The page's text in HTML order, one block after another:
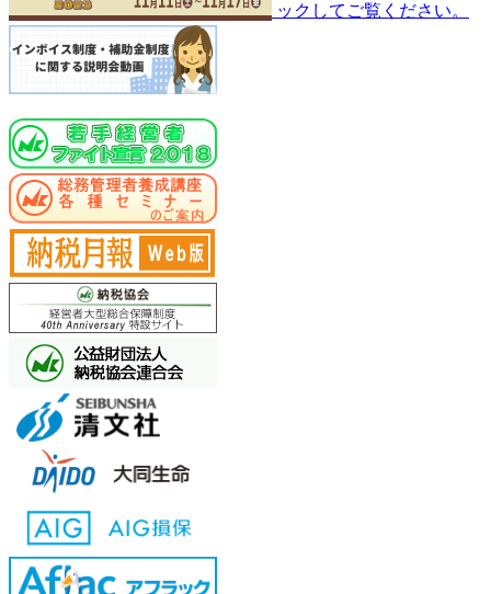
各種講座・セミナーのご案内 クリックしてご覧ください。